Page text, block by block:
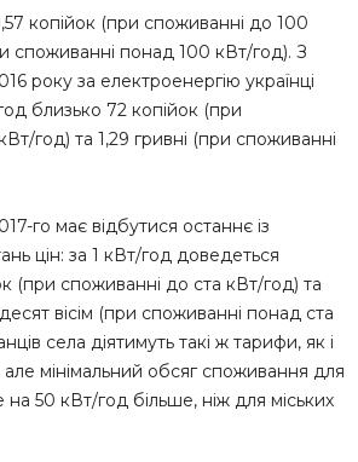
копійок (при споживанні до 100
споживанні понад 100 кВт/год). З
року за електроенергію українці
близько 72 копійок (при
год) та 1,29 гривні (при споживанні
го має відбутися останнє із
цін: за 1 кВт/год доведеться
(при споживанні до ста кВт/год) та
вісім (при споживанні понад ста
села діятимуть такі ж тарифи, як і
мінімальний обсяг споживання для
на 50 кВт/год більше, ніж для міських